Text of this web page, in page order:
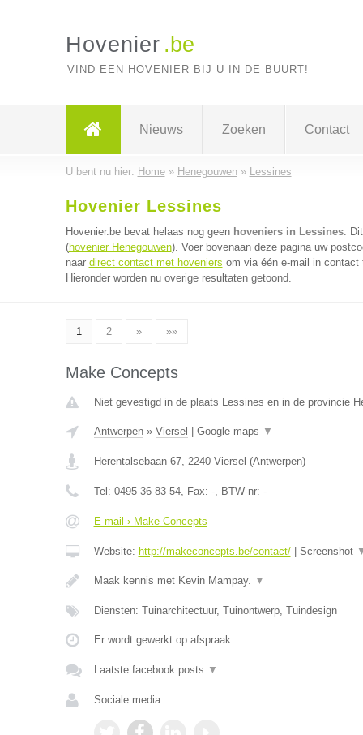
Hovenier .be
VIND EEN HOVENIER BIJ U IN DE BUURT!
Nieuws Zoeken Contact
U bent nu hier: Home» Henegouwen» Lessines
Hovenier Lessines
Hovenier.be bevat helaas nog geen hoveniers in Lessines.
(hovenier Henegouwen). Voer bovenaan deze pagina uw
naar direct contact met hoveniers om via één e-mail in
Hieronder worden nu overige resultaten getoond.
1 2 » »»
Make Concepts
Niet gevestigd in de plaats Lessines en in de provincie
Antwerpen» Viersel Google maps ▼
Herentalsebaan 67, 2240 Viersel (Antwerpen)
Tel: 0495 36 83 54, Fax: -, BTW-nr: -
E-mail › Make Concepts
Website: http://makeconcepts.be/contact/| Screenshot
Maak kennis met Kevin Mampay. ▼
Diensten: Tuinarchitectuur, Tuinontwerp, Tuindesign
Er wordt gewerkt op afspraak.
Laatste facebook posts ▼
Sociale media: